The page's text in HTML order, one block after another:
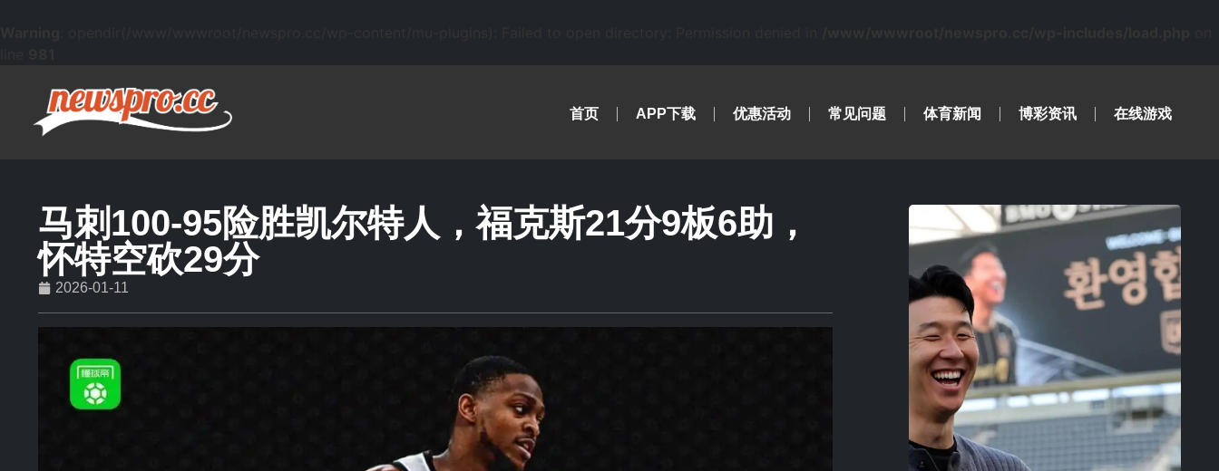
首页 APP下载 优惠活动 常见问题 体育新闻 博彩资讯 在线游戏
马刺100-95险胜凯尔特人，福克斯21分9板6助，
怀特空砍29分
2026-01-11